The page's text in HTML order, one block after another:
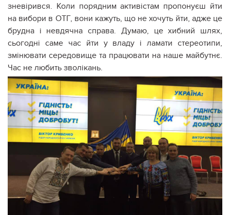
зневірився. Коли порядним активістам пропонуєш йти
на вибори в ОТГ, вони кажуть, що не хочуть йти, адже це
брудна і невдячна справа. Думаю, це хибний шлях,
сьогодні саме час йти у владу і ламати стереотипи,
змінювати середовище та працювати на наше майбутнє.
Час не любить зволікань.